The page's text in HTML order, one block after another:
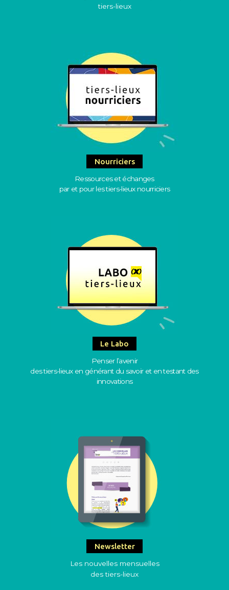
tiers-lieux
Nourriciers
Ressources et échanges
par et pour les tiers-lieux nourriciers
Le Labo
Penser l’avenir
des tiers-lieux en générant du savoir et en testant des
innovations
Newsletter
Les nouvelles mensuelles
des tiers-lieux